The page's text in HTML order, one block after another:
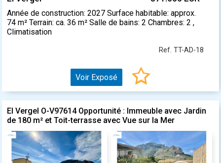
Année de construction: 2027 Surface habitable: approx.
74 m² Terrain: ca. 36 m² Salle de bains: 2 Chambres: 2 ,
Climatisation
Ref. TT-AD-18
Voir Exposé
El Vergel O-V97614 Opportunité : Immeuble avec Jardin
de 180 m² et Toit-terrasse avec Vue sur la Mer